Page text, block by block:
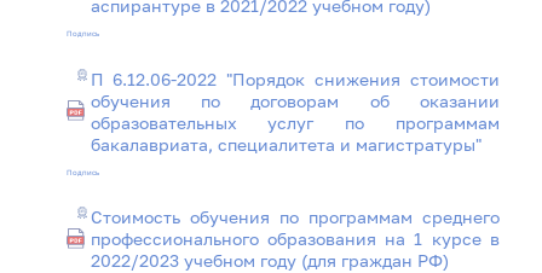
аспирантуре в 2021/2022 учебном году)
Подпись
П 6.12.06-2022 "Порядок снижения стоимости
обучения по договорам об оказании
образовательных услуг по программам
бакалавриата, специалитета и магистратуры"
Подпись
Стоимость обучения по программам среднего
профессионального образования на 1 курсе в
2022/2023 учебном году (для граждан РФ)